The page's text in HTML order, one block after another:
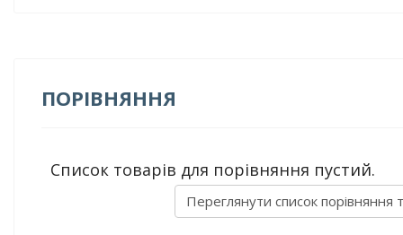
ПОРІВНЯННЯ
Список товарів для порівняння пустий.
Переглянути список порівняння